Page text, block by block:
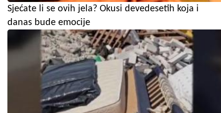
Sjećate li se ovih jela? Okusi devedesetih koja i
danas bude emocije